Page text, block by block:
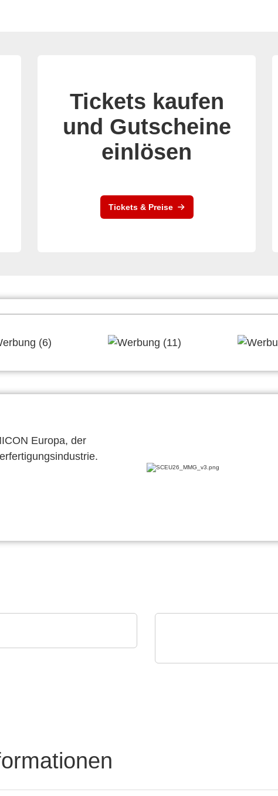
Tickets kaufen
und Gutscheine
einlösen
Tickets & Preise
Europa, der